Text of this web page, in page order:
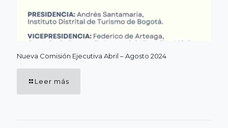
Nueva Comisión Ejecutiva Abril – Agosto 2024
Leer más